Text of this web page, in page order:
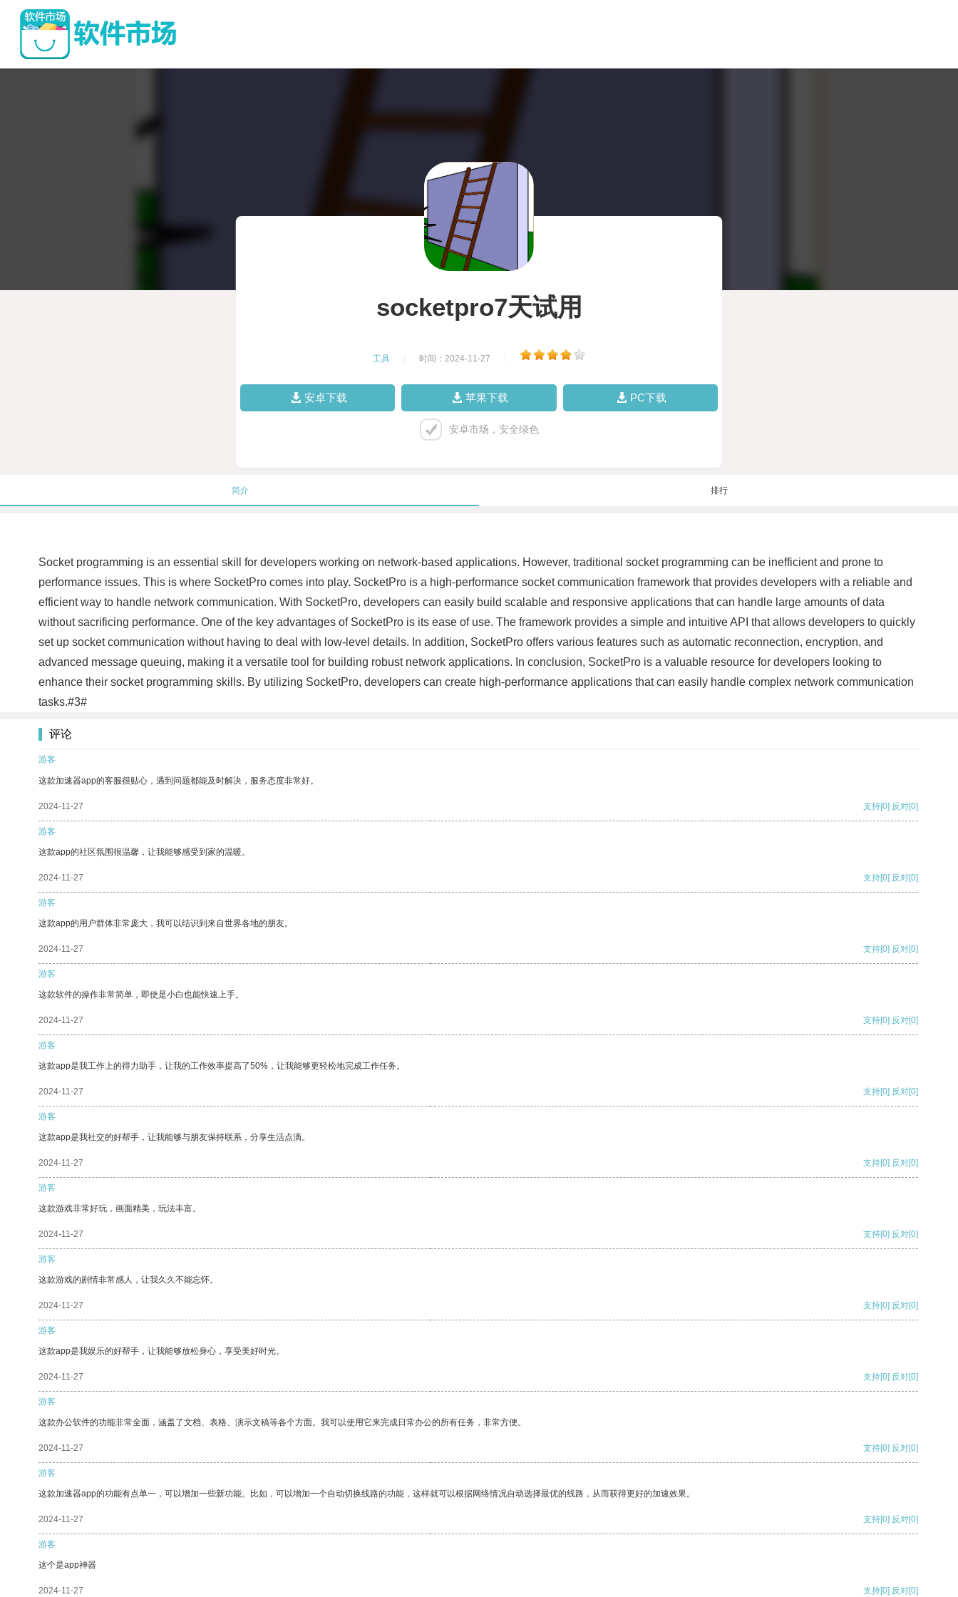
socketpro7天试用
工具 时间：2024-11-27
安卓下载 苹果下载 PC下载
安卓市场，安全绿色
简介 排行
Socket programming is an essential skill for developers working on network-based applications. However, traditional socket programming can be inefficient and prone to
performance issues. This is where SocketPro comes into play. SocketPro is a high-performance socket communication framework that provides developers with a reliable and
efficient way to handle network communication. With SocketPro, developers can easily build scalable and responsive applications that can handle large amounts of data
without sacrificing performance. One of the key advantages of SocketPro is its ease of use. The framework provides a simple and intuitive API that allows developers to quickly
set up socket communication without having to deal with low-level details. In addition, SocketPro offers various features such as automatic reconnection, encryption, and
advanced message queuing, making it a versatile tool for building robust network applications. In conclusion, SocketPro is a valuable resource for developers looking to
enhance their socket programming skills. By utilizing SocketPro, developers can create high-performance applications that can easily handle complex network communication
tasks.#3#
评论
游客
这款加速器app的客服很贴心，遇到问题都能及时解决，服务态度非常好。
2024-11-27 支持[0] 反对[0]
游客
这款app的社区氛围很温馨，让我能够感受到家的温暖。
2024-11-27 支持[0] 反对[0]
游客
这款app的用户群体非常庞大，我可以结识到来自世界各地的朋友。
2024-11-27 支持[0] 反对[0]
游客
这款软件的操作非常简单，即使是小白也能快速上手。
2024-11-27 支持[0] 反对[0]
游客
这款app是我工作上的得力助手，让我的工作效率提高了50%，让我能够更轻松地完成工作任务。
2024-11-27 支持[0] 反对[0]
游客
这款app是我社交的好帮手，让我能够与朋友保持联系，分享生活点滴。
2024-11-27 支持[0] 反对[0]
游客
这款游戏非常好玩，画面精美，玩法丰富。
2024-11-27 支持[0] 反对[0]
游客
这款游戏的剧情非常感人，让我久久不能忘怀。
2024-11-27 支持[0] 反对[0]
游客
这款app是我娱乐的好帮手，让我能够放松身心，享受美好时光。
2024-11-27 支持[0] 反对[0]
游客
这款办公软件的功能非常全面，涵盖了文档、表格、演示文稿等各个方面。我可以使用它来完成日常办公的所有任务，非常方便。
2024-11-27 支持[0] 反对[0]
游客
这款加速器app的功能有点单一，可以增加一些新功能。比如，可以增加一个自动切换线路的功能，这样就可以根据网络情况自动选择最优的线路，从而获得更好的加速效果。
2024-11-27 支持[0] 反对[0]
游客
这个是app神器
2024-11-27 支持[0] 反对[0]